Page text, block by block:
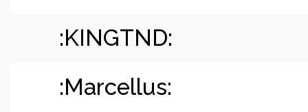
:KINGTND:
:Marcellus: